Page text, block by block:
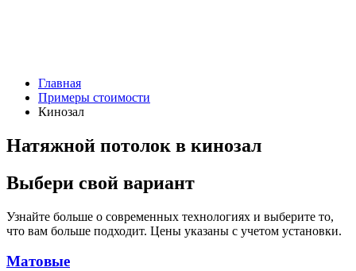
Главная
Примеры стоимости
Кинозал
Натяжной потолок в кинозал
Выбери свой вариант
Узнайте больше о современных технологиях и выберите то,
что вам больше подходит. Цены указаны с учетом установки.
Матовые